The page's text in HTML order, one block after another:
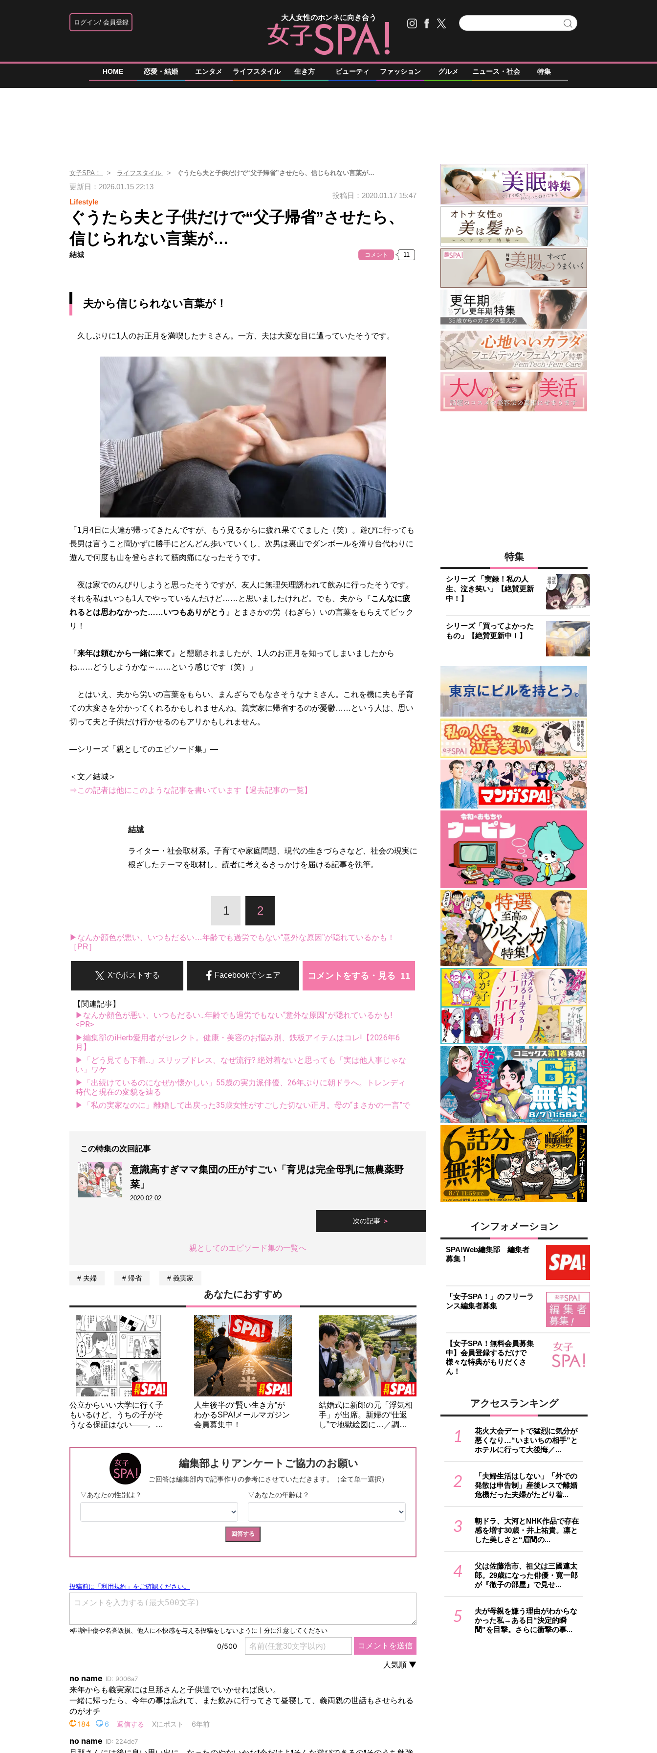
ログイン 会員登録
大人女性のホンネに向き合う
HOME 恋愛・結婚 エンタメ ライフスタイル 生き方 ビューティ ファッション グルメ ニュース・社会 特集
女子SPA！ ライフスタイル ぐうたら夫と子供だけで“父子帰省”させたら、信じられない言葉が…
更新日：2026.01.15 22:13
Lifestyle
投稿日：2020.01.17 15:47
ぐうたら夫と子供だけで“父子帰省”させたら、
信じられない言葉が…
結城 コメント
夫から信じられない言葉が！
久しぶりに1人のお正月を満喫したナミさん。一方、夫は大変な目に遭っていたそうです。
「1月4日に夫達が帰ってきたんですが、もう見るからに疲れ果ててました（笑）。遊びに行っても
長男は言うこと聞かずに勝手にどんどん歩いていくし、次男は裏山でダンボールを滑り台代わりに
遊んで何度も山を登らされて筋肉痛になったそうです。
夜は家でのんびりしようと思ったそうですが、友人に無理矢理誘われて飲みに行ったそうです。
それを私はいつも1人でやっているんだけど……と思いましたけれど。でも、夫から『こんなに疲
れるとは思わなかった……いつもありがとう 』とまさかの労（ねぎら）いの言葉をもらえてビック
リ！
『来年は頼むから一緒に来て 』と懇願されましたが、1人のお正月を知ってしまいましたから
ね……どうしようかな～……という感じです（笑）」
とはいえ、夫から労いの言葉をもらい、まんざらでもなさそうなナミさん。これを機に夫も子育
ての大変さを分かってくれるかもしれませんね。義実家に帰省するのが憂鬱……という人は、思い
切って夫と子供だけ行かせるのもアリかもしれません。
―シリーズ「親としてのエピソード集」―
⇒この記者は他にこのような記事を書いています【過去記事の一覧】
結城
ライター・社会取材系。子育てや家庭問題、現代の生きづらさなど、社会の現実に
根ざしたテーマを取材し、読者に考えるきっかけを届ける記事を執筆。
1 2
▶なんか顔色が悪い、いつもだるい…年齢でも過労でもない“意外な原因”が隠れているかも！
［PR］
コメントをする・見る
Facebookでシェア
Xでポストする
【関連記事】
▶なんか顔色が悪い、いつもだるい...年齢でも過労でもない“意外な原因”が隠れているかも!
<PR>
▶編集部のiHerb愛用者がセレクト。健康・美容のお悩み別、鉄板アイテムはコレ!【2026年6
月】
▶「どう見ても下着...」スリップドレス、なぜ流行? 絶対着ないと思っても「実は他人事じゃな
い」ワケ
▶「出続けているのになぜか懐かしい」55歳の実力派俳優、26年ぶりに朝ドラへ。トレンディ
時代と現在の変貌を辿る
▶「私の実家なのに」離婚して出戻った35歳女性がすごした切ない正月。母の“まさかの一言”で
この特集の次回記事
意識高すぎママ集団の圧がすごい「育児は完全母乳に無農薬野
菜」
2020.02.02
次の記事
親としてのエピソード集の一覧へ
夫婦 帰省 義実家
あなたにおすすめ
公立からいい大学に行く子
もいるけど、うちの子がそ
うなる保証はない――。…
人生後半の“賢い生き方”が
わかるSPA!メールマガジン
会員募集中！
結婚式に新郎の元「浮気相
手」が出席。新婦の“仕返
し”で地獄絵図に…／調…
特集
シリーズ 「実録！私の人
生、泣き笑い」【絶賛更新
中！】
シリーズ「買ってよかった
もの」【絶賛更新中！】
インフォメーション
SPA!Web編集部 編集者
募集！
「女子SPA！」のフリーラ
ンス編集者募集
【女子SPA！無料会員募集
中】会員登録するだけで
様々な特典がもりだくさ
ん！
アクセスランキング
1
花火大会デートで猛烈に気分が
悪くなり…“いまいちの相手”と
ホテルに行って大後悔／...
2
「夫婦生活はしない」「外での
発散は申告制」産後レスで離婚
危機だった夫婦がたどり着...
3
朝ドラ、大河とNHK作品で存在
感を増す30歳・井上祐貴。凛と
した美しさと“眉間の...
4
父は佐藤浩市、祖父は三國連太
郎。29歳になった俳優・寛一郎
が『徹子の部屋』で見せ...
5
夫が母親を嫌う理由がわからな
かった私→ある日“決定的瞬
間”を目撃。さらに衝撃の事...